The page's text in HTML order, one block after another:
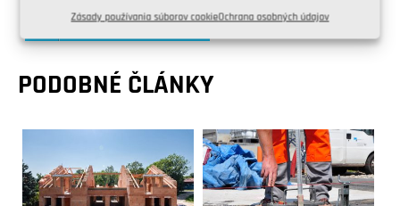
Zásady používania súborov cookieOchrana osobných údajov
Share on Twitter
PODOBNÉ ČLÁNKY